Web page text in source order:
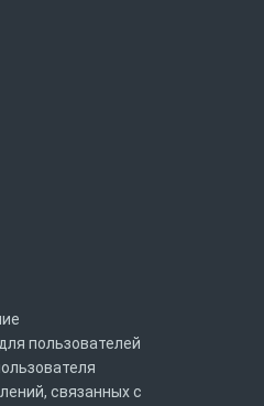
пользователей
связанных с